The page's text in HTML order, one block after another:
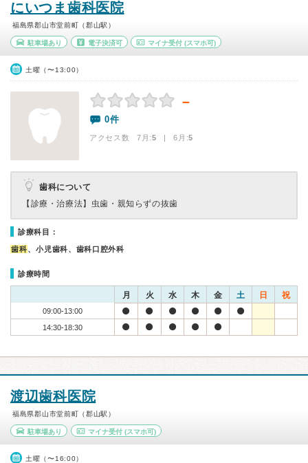
にいつま歯科医院
福島県郡山市堂前町（郡山駅）
駐車場あり 電子決済可 マイナ受付 (スマホ可)
土曜（〜13:00）
－
0件
アクセス数 7月:5 | 6月:5
歯科について
【診療・治療法】 虫歯・親知らずの抜歯
診療科目：
歯科、小児歯科、歯科口腔外科
診療時間
月 火 水 木 金 土 日 祝
09:00-13:00
14:30-18:30
渡辺歯科医院
福島県郡山市堂前町（郡山駅）
駐車場あり マイナ受付(スマホ可)
土曜（〜16:00）